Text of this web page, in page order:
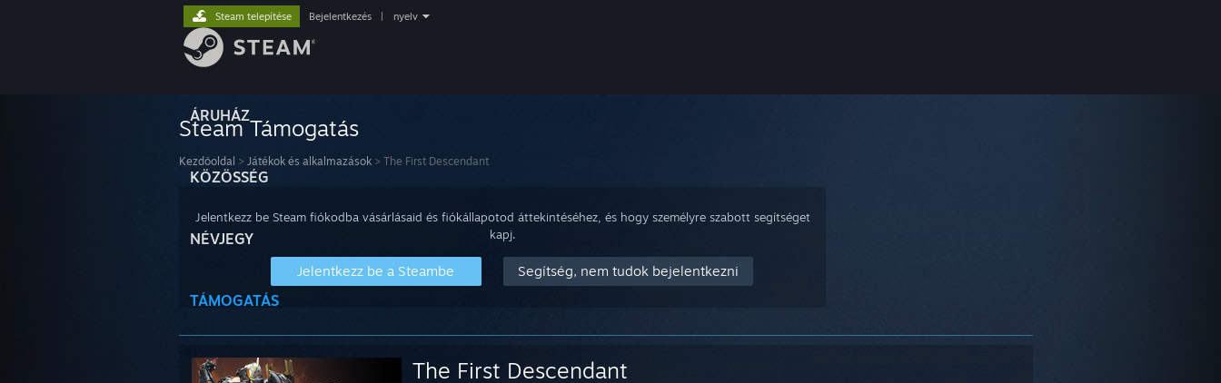
ÁRUHÁZ
KÖZÖSSÉG
NÉVJEGY
TÁMOGATÁS
Steam telepítése Bejelentkezés nyelv
Steam Támogatás
Kezdőoldal > Játékok és alkalmazások > The First Descendant
Jelentkezz be Steam fiókodba vásárlásaid és fiókállapotod áttekintéséhez, és hogy személyre szabott segítséget
kapj.
Jelentkezz be a Steambe Segítség, nem tudok bejelentkezni
The First Descendant